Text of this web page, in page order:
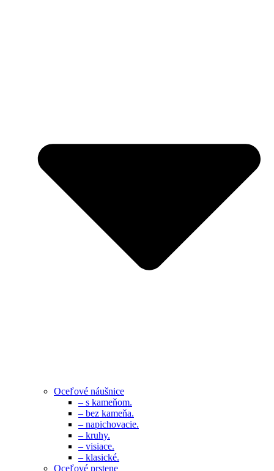
Oceľové náušnice
– s kameňom.
– bez kameňa.
– napichovacie.
– kruhy.
– visiace.
– klasické.
Oceľové prstene